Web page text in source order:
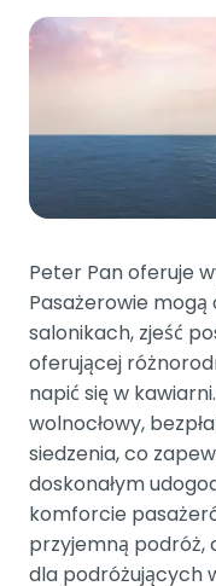
Peter Pan oferuje
Pasażerowie
salonikach, zjeść
oferującej
napić się w
wolnocłowy,
siedzenia, co
doskonałym
komforcie
przyjemną podróż,
dla podróżujących